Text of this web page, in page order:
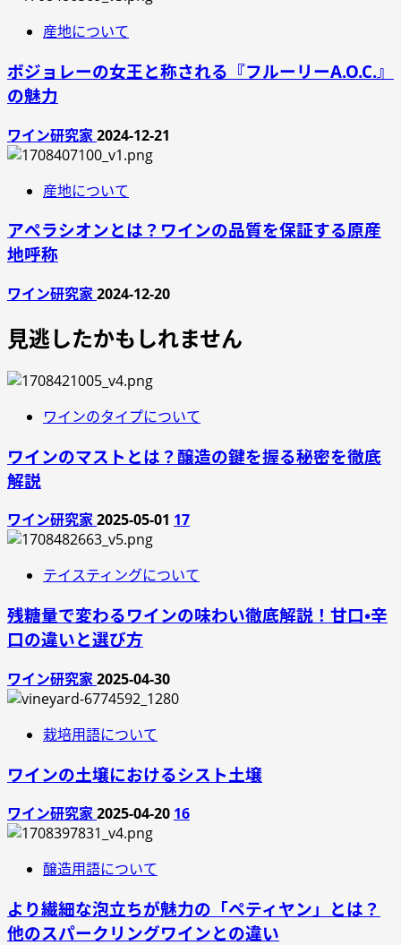
産地について
ボジョレーの女王と称される『フルーリーA.O.C.』
の魅力
ワイン研究家2024-12-21
産地について
アペラシオンとは？ワインの品質を保証する原産
地呼称
ワイン研究家2024-12-20
見逃したかもしれません
ワインのタイプについて
ワインのマストとは？醸造の鍵を握る秘密を徹底
解説
ワイン研究家2025-05-01 17
テイスティングについて
残糖量で変わるワインの味わい徹底解説！甘口・辛
口の違いと選び方
ワイン研究家2025-04-30
栽培用語について
ワインの土壌におけるシスト土壌
ワイン研究家2025-04-20 16
醸造用語について
より繊細な泡立ちが魅力の「ペティヤン」とは？
他のスパークリングワインとの違い